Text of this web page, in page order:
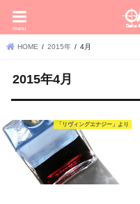
menu
HOME 2015年 4月
2015年4月
「リヴィングエナジー」より